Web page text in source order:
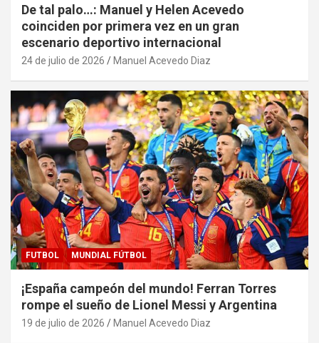
De tal palo…: Manuel y Helen Acevedo
coinciden por primera vez en un gran
escenario deportivo internacional
24 de julio de 2026 Manuel Acevedo Diaz
FUTBOL MUNDIAL FÚTBOL
¡España campeón del mundo! Ferran Torres
rompe el sueño de Lionel Messi y Argentina
19 de julio de 2026 Manuel Acevedo Diaz